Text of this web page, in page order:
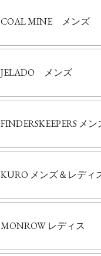
COAL MINE メンズ
JELADO メンズ
FINDERSKEEPERS メン
KURO メンズ＆レディ
MONROW レディス